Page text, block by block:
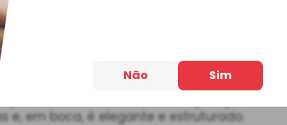
elaborado com uvas Syrah
em boca, é elegante e estruturado.
Não Sim